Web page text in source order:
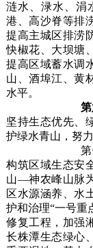
涟水、渌水、涓
港、高沙脊等排
提高主城区排涝
快椒花、大坝塘
提高区域蓄水调
山、酒埠江、黄
水平。
坚持生态优先、
护绿水青山，努
构筑区域生态安
山—神农峰山脉
区水源涵养、水
护和治理“一号重
修复工程，加强
长株潭生态绿心